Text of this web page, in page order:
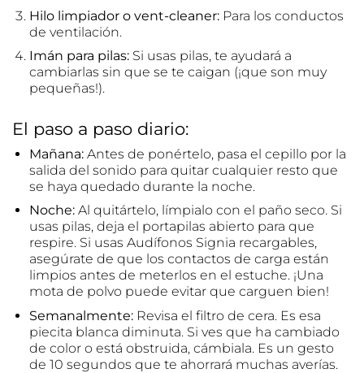
Hilo limpiador o vent-cleaner:Para los conductos
de ventilación.
Imán para pilas:Si usas pilas, te ayudará a
cambiarlas sin que se te caigan (¡que son muy
pequeñas!).
El paso a paso diario:
Mañana:Antes de ponértelo, pasa el cepillo por la
salida del sonido para quitar cualquier resto que
se haya quedado durante la noche.
Noche:Al quitártelo, límpialo con el paño seco. Si
usas pilas, deja el portapilas abierto para que
respire. Si usas Audífonos Signia recargables,
asegúrate de que los contactos de carga están
limpios antes de meterlos en el estuche. ¡Una
mota de polvo puede evitar que carguen bien!
Semanalmente:Revisa el filtro de cera. Es esa
piecita blanca diminuta. Si ves que ha cambiado
de color o está obstruida, cámbiala. Es un gesto
de 10 segundos que te ahorrará muchas averías.